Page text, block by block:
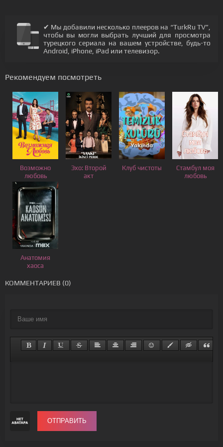
✔ Мы добавили несколько плееров на “TurkRu TV”,
чтобы вы могли выбрать лучший для просмотра
турецкого сериала на вашем устройстве, будь-то
Android, iPhone, iPad или телевизор.
Рекомендуем посмотреть
Возможно
любовь
Эхо: Второй
акт
Клуб чистоты
Стамбул моя
любовь
Анатомия
хаоса
КОММЕНТАРИЕВ (0)
ОТПРАВИТЬ